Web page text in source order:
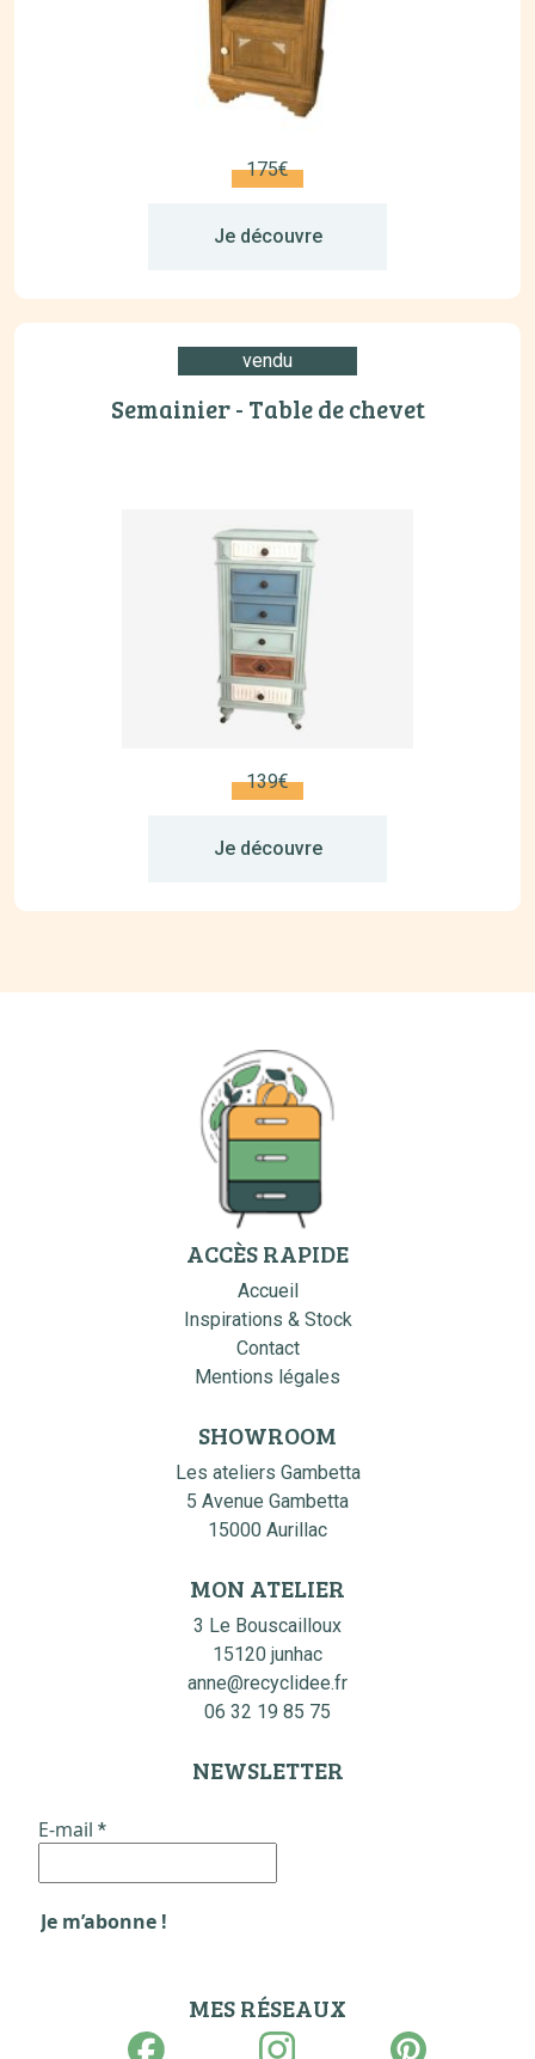
175€
Je découvre
vendu
Semainier - Table de chevet
139€
Je découvre
ACCÈS RAPIDE
Accueil
Inspirations & Stock
Contact
Mentions légales
SHOWROOM
Les ateliers Gambetta
5 Avenue Gambetta
15000 Aurillac
MON ATELIER
3 Le Bouscailloux
15120 junhac
anne@recyclidee.fr
06 32 19 85 75
NEWSLETTER
E-mail *
MES RÉSEAUX